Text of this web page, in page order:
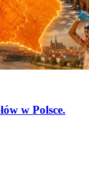
w Polsce.